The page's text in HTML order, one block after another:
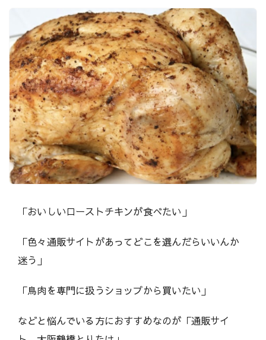
イ
ト
｜
U
m
a
s
h
i
）
「おいしいローストチキンが食べたい」
「色々通販サイトがあってどこを選んだらいいんか
迷う」
「鳥肉を専門に扱うショップから買いたい」
などと悩んでいる方におすすめなのが「通販サイ